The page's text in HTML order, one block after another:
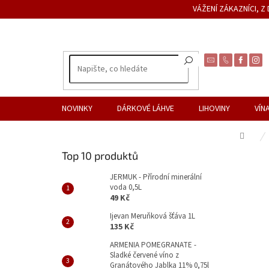
na
VÁŽENÍ ZÁKAZNÍCI, Z
NOVINKY DÁRKOVÉ LÁHVE LIHOVINY
Domů
Top 10 produktů
JERMUK - Přírodní minerální
voda 0,5L
49 Kč
Ijevan Meruňková šťáva 1L
135 Kč
ARMENIA POMEGRANATE -
Sladké červené víno z
Granátového Jablka 11% 0,75l